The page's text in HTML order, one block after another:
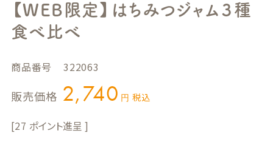
【WEB限定】はちみつジャム３種
食べ比べ
商品番号 322063
販売価格 2,740 税込
27